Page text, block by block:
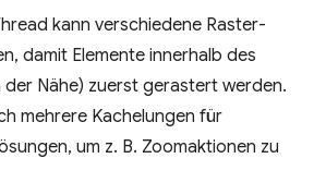
kann verschiedene Raster-
damit Elemente innerhalb des
Nähe) zuerst gerastert werden.
mehrere Kachelungen für
um z. B. Zoomaktionen zu